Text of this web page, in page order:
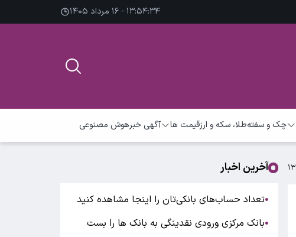
۱۳:۵۴:۳۴ - ۱۶ مرداد ۱۴۰۵
چک و سفتهطلا، سکه و ارزقیمت ها آگهی خبرهوش مصنوعی
آخرین اخبار
●تعداد حساب‌های بانکی‌تان را اینجا مشاهده کنید
●بانک مرکزی ورودی نقدینگی به بانک ها را بست